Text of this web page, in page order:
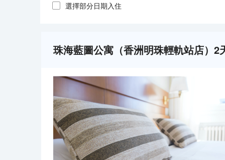
選擇部分日期入住
珠海藍圖公寓（香洲明珠輕軌站店）2